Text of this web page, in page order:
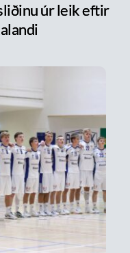
úr leik eftir